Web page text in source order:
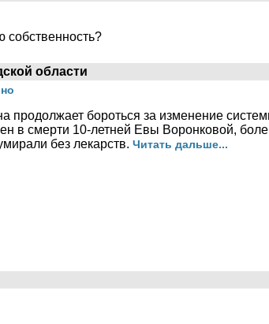
собственность?
области
продолжает бороться за изменение
в смерти 10-летней Евы Воронковой,
без лекарств. Читать дальше...